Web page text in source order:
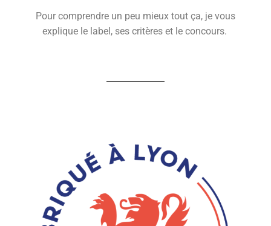
Pour comprendre un peu mieux tout ça, je vous
explique le label, ses critères et le concours.